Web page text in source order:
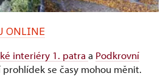
ONLINE
interiéry 1. patra a Podkrovní
se časy mohou měnit.